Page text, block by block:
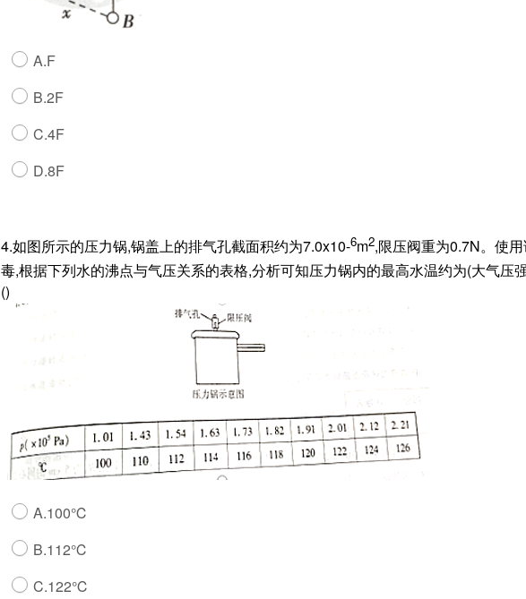
A.F
B.2F
C.4F
D.8F
4.如图所示的压力锅,锅盖上的排气孔截面积约为7.0x10-6m2,限压阀重为0.7N。使
毒,根据下列水的沸点与气压关系的表格,分析可知压力锅内的最高水温约为(大气压
()
A.100℃
B.112℃
C.122℃